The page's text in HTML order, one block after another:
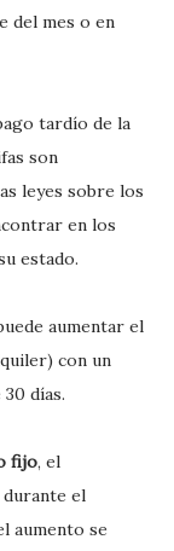
del mes o en
tardío de la
son
leyes sobre los
en los
estado.
aumentar el
con un
días.
fijo, el
el
aumento se